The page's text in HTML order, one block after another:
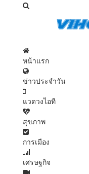
หน้าแรก
ข่าวประจำวัน
แวดวงไอที
สุขภาพ
การเมือง
เศรษฐกิจ